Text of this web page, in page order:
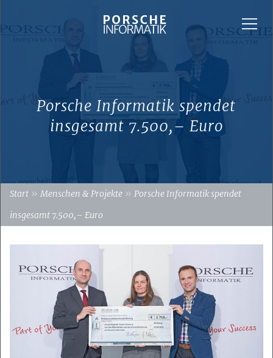
Porsche Informatik spendet
insgesamt 7.500,– Euro
Start » Menschen & Projekte » Porsche Informatik spendet
insgesamt 7.500,– Euro